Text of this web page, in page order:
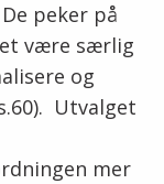
peker på
være særlig
og
Utvalget
mer